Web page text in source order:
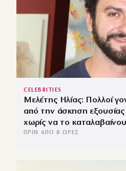
CELEBRITIES
Μελέτης Ηλίας: Πολλοί
από την άσκηση εξουσίας
χωρίς να το
ΠΡΙΝ ΑΠΌ 8 ΏΡΕΣ